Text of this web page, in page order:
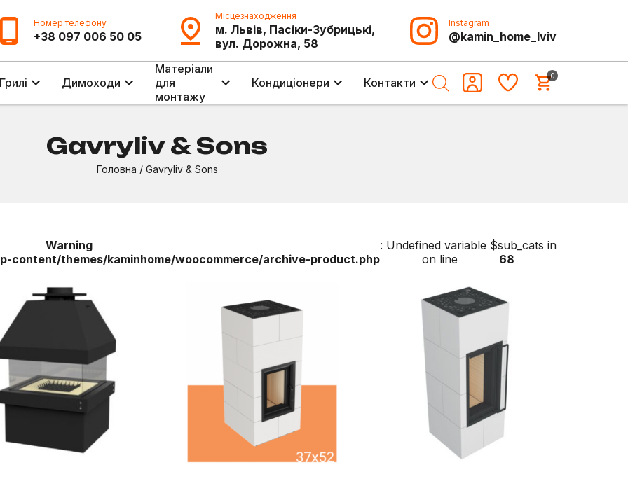
Номер телефону
+38 097 006 50 05
Місцезнаходження
м. Львів, Пасіки-Зубрицькі,
вул. Дорожна, 58
Instagram
@kamin_home_lviv
Грилі Димоходи
Матеріали
для
монтажу
Кондиціонери Контакти 0
Gavryliv & Sons
Головна / Gavryliv & Sons
Warning
: Undefined variable $sub_cats in
content/themes/kaminhome/woocommerce/archive-product.php
on line 68